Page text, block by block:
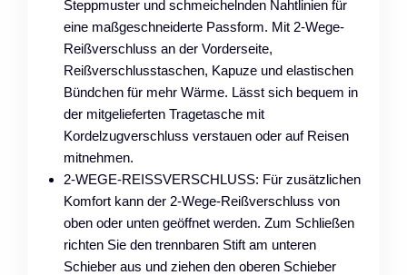
Steppmuster und schmeichelnden Nahtlinien für
eine maßgeschneiderte Passform. Mit 2-Wege-
Reißverschluss an der Vorderseite,
Reißverschlusstaschen, Kapuze und elastischen
Bündchen für mehr Wärme. Lässt sich bequem in
der mitgelieferten Tragetasche mit
Kordelzugverschluss verstauen oder auf Reisen
mitnehmen.
2-WEGE-REISSVERSCHLUSS: Für zusätzlichen
Komfort kann der 2-Wege-Reißverschluss von
oben oder unten geöffnet werden. Zum Schließen
richten Sie den trennbaren Stift am unteren
Schieber aus und ziehen den oberen Schieber